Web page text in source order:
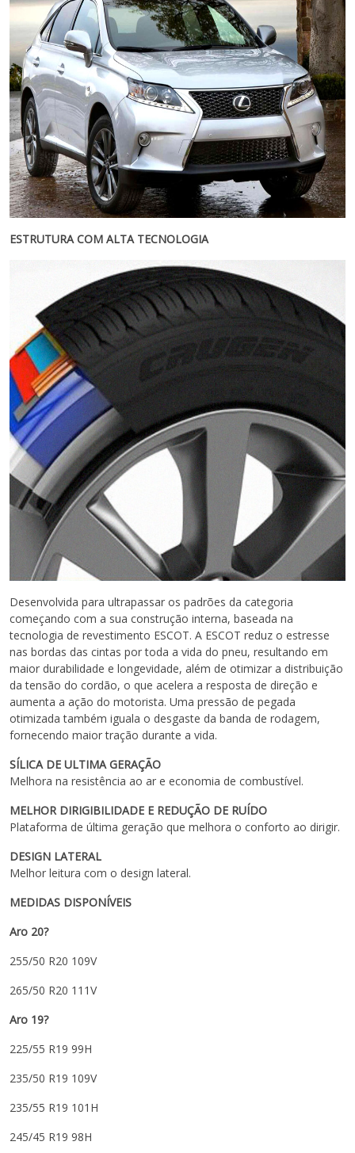
ESTRUTURA COM ALTA TECNOLOGIA
Desenvolvida para ultrapassar os padrões da categoria
começando com a sua construção interna, baseada na
tecnologia de revestimento ESCOT. A ESCOT reduz o estresse
nas bordas das cintas por toda a vida do pneu, resultando em
maior durabilidade e longevidade, além de otimizar a distribuição
da tensão do cordão, o que acelera a resposta de direção e
aumenta a ação do motorista. Uma pressão de pegada
otimizada também iguala o desgaste da banda de rodagem,
fornecendo maior tração durante a vida.
SÍLICA DE ULTIMA GERAÇÃO
Melhora na resistência ao ar e economia de combustível.
MELHOR DIRIGIBILIDADE E REDUÇÃO DE RUÍDO
Plataforma de última geração que melhora o conforto ao dirigir.
DESIGN LATERAL
Melhor leitura com o design lateral.
MEDIDAS DISPONÍVEIS
Aro 20?
255/50 R20 109V
265/50 R20 111V
Aro 19?
225/55 R19 99H
235/50 R19 109V
235/55 R19 101H
245/45 R19 98H